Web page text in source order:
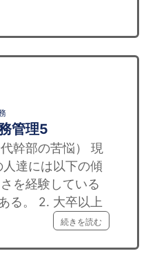
管理5
幹部の苦悩） 現
達には以下の傾
を経験している
る。 2. 大卒以上
続きを読む